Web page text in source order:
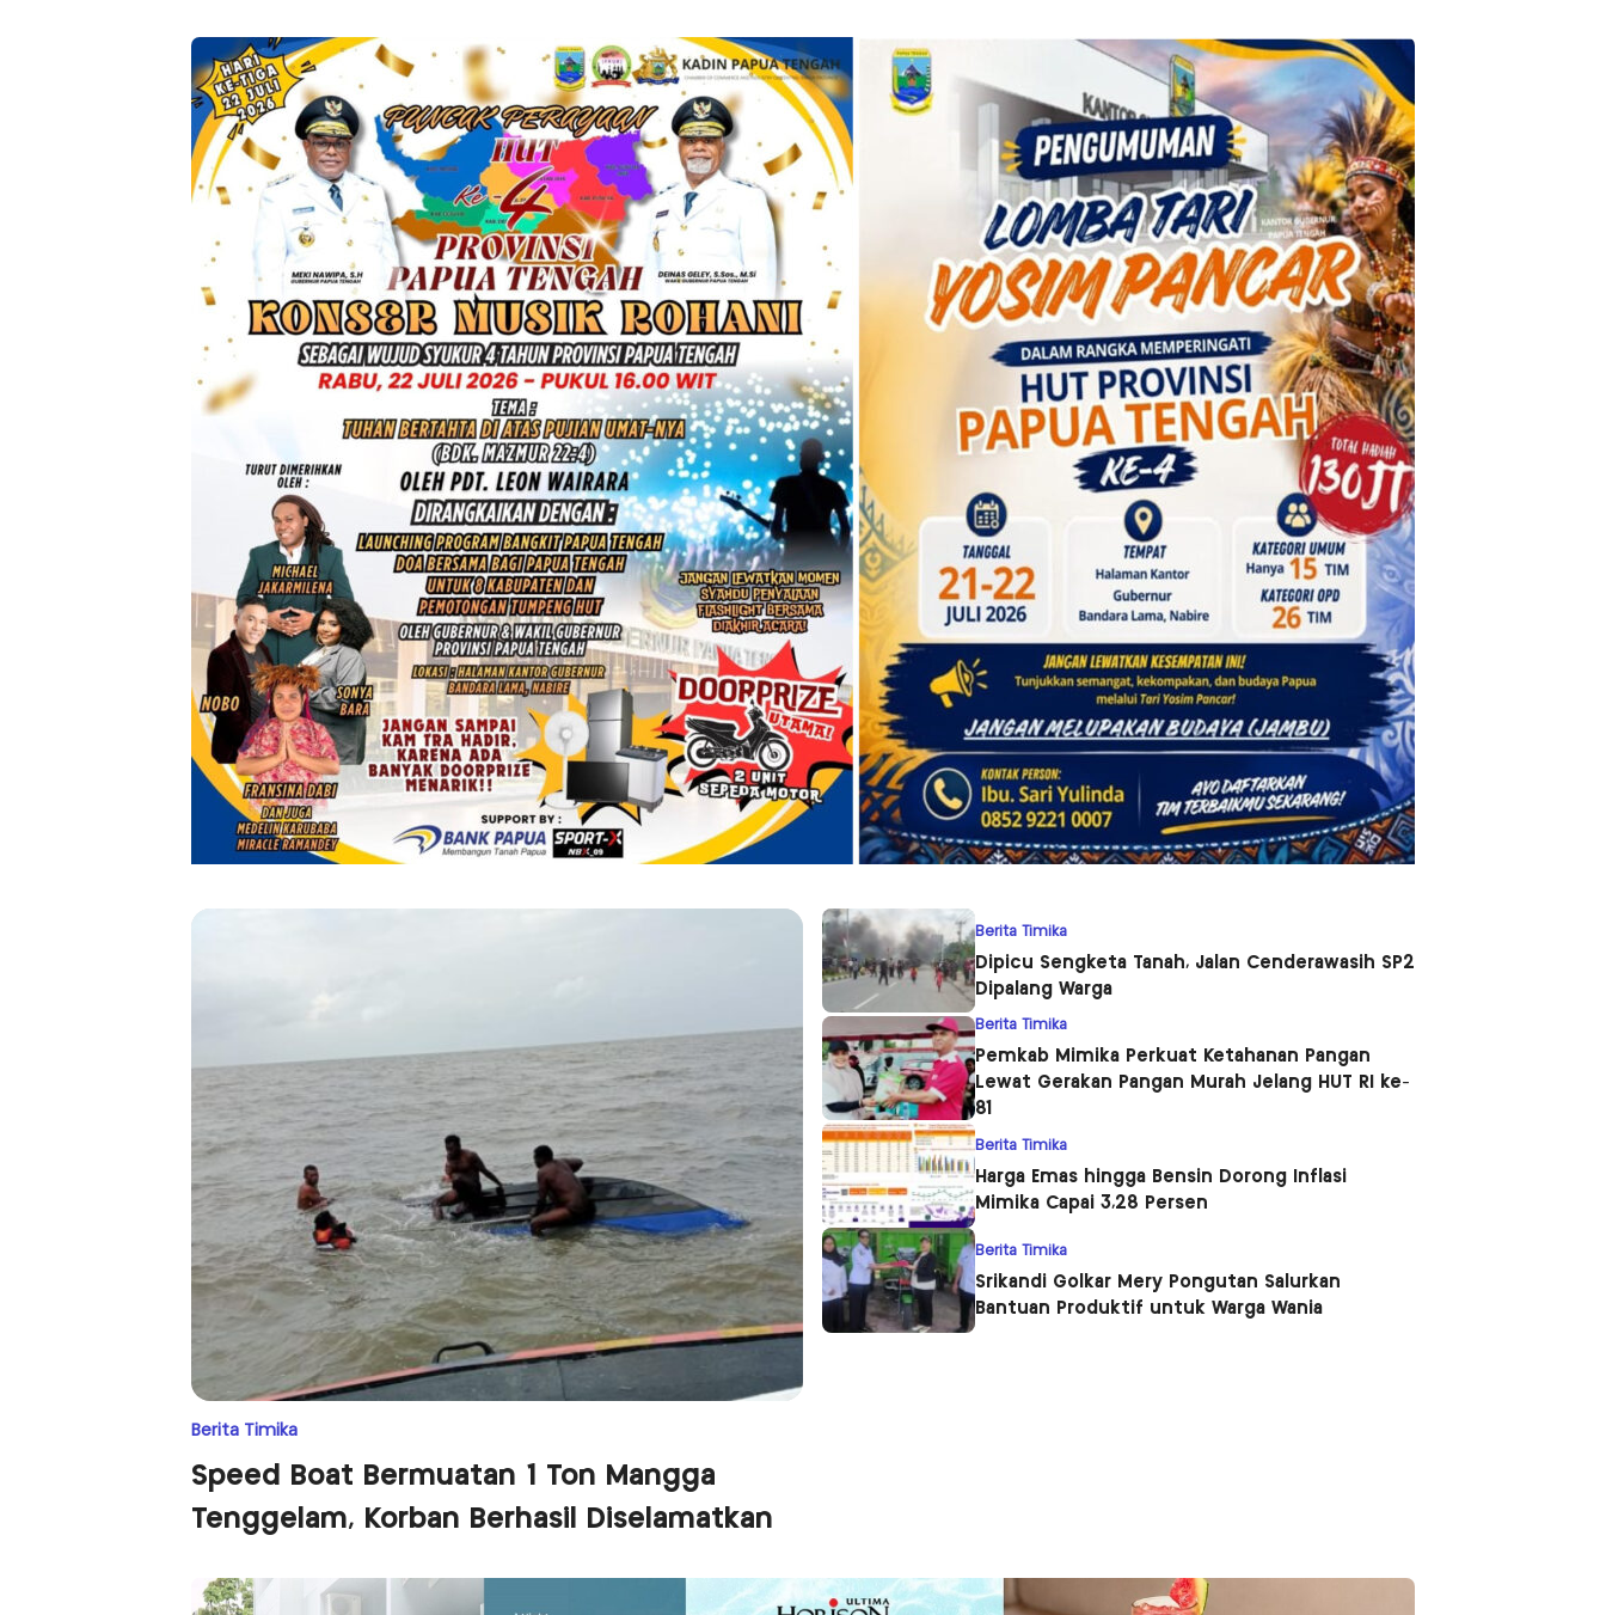
Berita Timika
Speed Boat Bermuatan 1 Ton Mangga
Tenggelam, Korban Berhasil Diselamatkan
Berita Timika
Dipicu Sengketa Tanah, Jalan Cenderawasih SP2
Dipalang Warga
Berita Timika
Pemkab Mimika Perkuat Ketahanan Pangan
Lewat Gerakan Pangan Murah Jelang HUT RI ke-
81
Berita Timika
Harga Emas hingga Bensin Dorong Inflasi
Mimika Capai 3,28 Persen
Berita Timika
Srikandi Golkar Mery Pongutan Salurkan
Bantuan Produktif untuk Warga Wania